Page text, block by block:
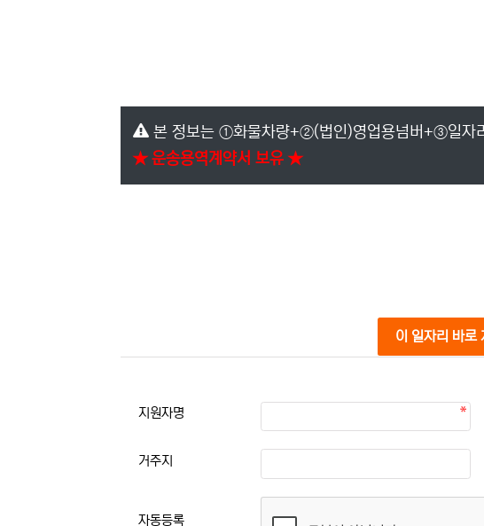
본 정보는 ①화물차량+②(법인)영업용넘버+③일자
★ 운송용역계약서 보유 ★
이 일자리 바
지원자명
거주지
자동등록